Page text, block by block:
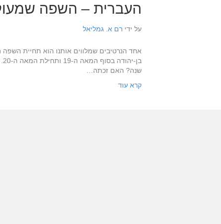
העברית – השפה
על ידי רם א. גמליאל
אחד הנרטיבים שמלווים אותנו הוא תחיית
שנה? האם זכתה…
קרא עוד